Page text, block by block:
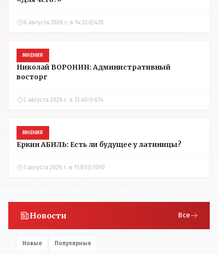
6 августа 2026 г. в 14:32 430
МНЕНИЯ
Николай ВОРОНИН: Административный
восторг
2 августа 2026 г. в 13:40 674
МНЕНИЯ
Еркин АБИЛЬ: Есть ли будущее у латиницы?
1 августа 2026 г. в 11:01 1092
Новости Все
Новые Популярные